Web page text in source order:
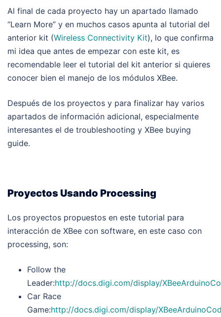
Al final de cada proyecto hay un apartado llamado
“Learn More” y en muchos casos apunta al tutorial del
anterior kit (Wireless Connectivity Kit), lo que confirma
mi idea que antes de empezar con este kit, es
recomendable leer el tutorial del kit anterior si quieres
conocer bien el manejo de los módulos XBee.
Después de los proyectos y para finalizar hay varios
apartados de información adicional, especialmente
interesantes el de troubleshooting y XBee buying
guide.
Proyectos Usando Processing
Los proyectos propuestos en este tutorial para
interacción de XBee con software, en este caso con
processing, son:
Follow the
Leader:http://docs.digi.com/display/
Car Race
Game:http://docs.digi.com/display/